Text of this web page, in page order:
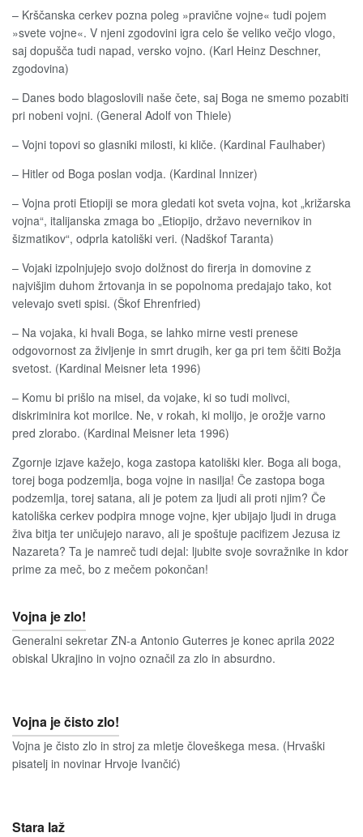
– Krščanska cerkev pozna poleg »pravične vojne« tudi pojem
»svete vojne«. V njeni zgodovini igra celo še veliko večjo vlogo,
saj dopušča tudi napad, versko vojno. (Karl Heinz Deschner,
zgodovina)
– Danes bodo blagoslovili naše čete, saj Boga ne smemo pozabiti
pri nobeni vojni. (General Adolf von Thiele)
– Vojni topovi so glasniki milosti, ki kliče. (Kardinal Faulhaber)
– Hitler od Boga poslan vodja. (Kardinal Innizer)
– Vojna proti Etiopiji se mora gledati kot sveta vojna, kot „križarska
vojna“, italijanska zmaga bo „Etiopijo, državo nevernikov in
šizmatikov“, odprla katoliški veri. (Nadškof Taranta)
– Vojaki izpolnjujejo svojo dolžnost do firerja in domovine z
najvišjim duhom žrtovanja in se popolnoma predajajo tako, kot
velevajo sveti spisi. (Škof Ehrenfried)
– Na vojaka, ki hvali Boga, se lahko mirne vesti prenese
odgovornost za življenje in smrt drugih, ker ga pri tem ščiti Božja
svetost. (Kardinal Meisner leta 1996)
– Komu bi prišlo na misel, da vojake, ki so tudi molivci,
diskriminira kot morilce. Ne, v rokah, ki molijo, je orožje varno
pred zlorabo. (Kardinal Meisner leta 1996)
Zgornje izjave kažejo, koga zastopa katoliški kler. Boga ali boga,
torej boga podzemlja, boga vojne in nasilja! Če zastopa boga
podzemlja, torej satana, ali je potem za ljudi ali proti njim? Če
katoliška cerkev podpira mnoge vojne, kjer ubijajo ljudi in druga
živa bitja ter uničujejo naravo, ali je spoštuje pacifizem Jezusa iz
Nazareta? Ta je namreč tudi dejal: ljubite svoje sovražnike in kdor
prime za meč, bo z mečem pokončan!
Vojna je zlo!
Generalni sekretar ZN-a Antonio Guterres je konec aprila 2022
obiskal Ukrajino in vojno označil za zlo in absurdno.
Vojna je čisto zlo!
Vojna je čisto zlo in stroj za mletje človeškega mesa. (Hrvaški
pisatelj in novinar Hrvoje Ivančić)
Stara laž